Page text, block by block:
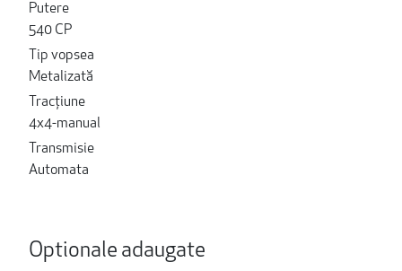
Putere
540 CP
Tip vopsea
Metalizată
Tracțiune
4x4-manual
Transmisie
Automata
Optionale adaugate